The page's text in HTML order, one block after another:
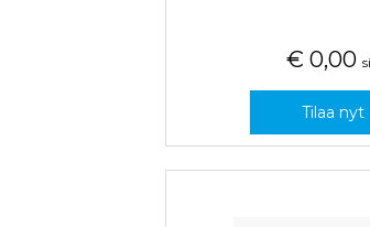
€ 0,00
Tilaa nyt